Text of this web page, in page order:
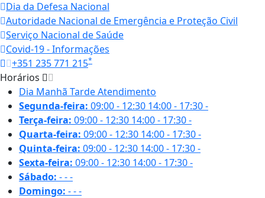
Dia da Defesa Nacional
Autoridade Nacional de Emergência e Proteção Civil
Serviço Nacional de Saúde
Covid-19 - Informações
+351 235 771 215*
Horários
Dia Manhã TardeAtendimento
Segunda-feira: 09:00 - 12:30 14:00 - 17:30-
Terça-feira: 09:00 - 12:30 14:00 - 17:30-
Quarta-feira: 09:00 - 12:30 14:00 - 17:30-
Quinta-feira: 09:00 - 12:30 14:00 - 17:30-
Sexta-feira: 09:00 - 12:30 14:00 - 17:30-
Sábado: ---
Domingo: ---